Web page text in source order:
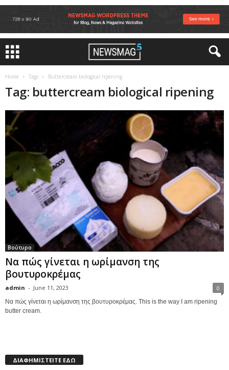
Home Tags Buttercream biological ripening
Tag: buttercream biological ripening
Βούτυρο
Nα πώς γίνεται η ωρίμανση της
βουτυροκρέμας
admin - June 11, 2023 0
Nα πώς γίνεται η ωρίμανση της βουτυροκρέμας. This is the way I am ripening
butter cream.
ΔΙΑΦΗΜΙΣΤΕΙΤΕ ΕΔΩ